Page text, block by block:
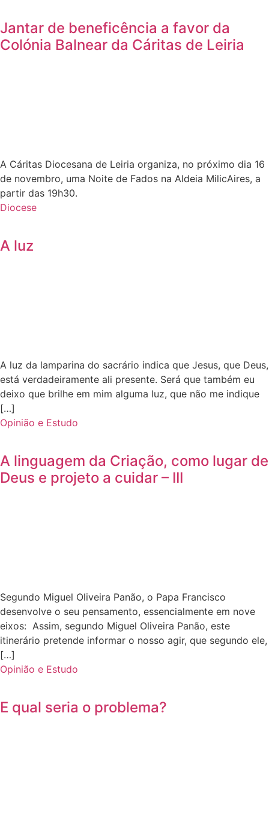
Jantar de beneficência a favor da
Colónia Balnear da Cáritas de Leiria
A Cáritas Diocesana de Leiria organiza, no próximo dia 16
de novembro, uma Noite de Fados na Aldeia MilicAires, a
partir das 19h30.
Diocese
A luz
A luz da lamparina do sacrário indica que Jesus, que Deus,
está verdadeiramente ali presente. Será que também eu
deixo que brilhe em mim alguma luz, que não me indique
[…]
Opinião e Estudo
A linguagem da Criação, como lugar de
Deus e projeto a cuidar – III
Segundo Miguel Oliveira Panão, o Papa Francisco
desenvolve o seu pensamento, essencialmente em nove
eixos: Assim, segundo Miguel Oliveira Panão, este
itinerário pretende informar o nosso agir, que segundo ele,
[…]
Opinião e Estudo
E qual seria o problema?